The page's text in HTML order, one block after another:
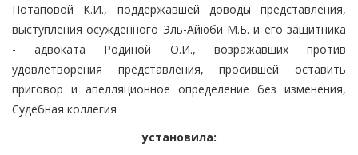
Потаповой К.И., поддержавшей доводы представления,
выступления осужденного Эль-Айюби М.Б. и его защитника
- адвоката Родиной О.И., возражавших против
удовлетворения представления, просившей оставить
приговор и апелляционное определение без изменения,
Судебная коллегия
установила: